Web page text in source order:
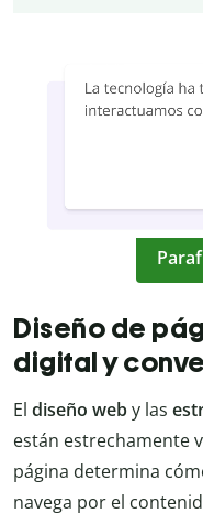
Diseño de
digital y
El diseño weby las
están estrechamente
página determina
navega por el